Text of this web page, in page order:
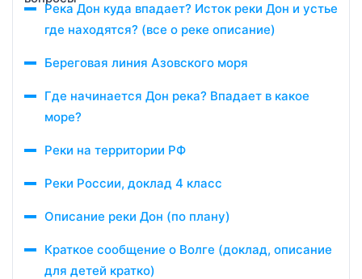
Река Дон куда впадает? Исток реки Дон и устье
где находятся? (все о реке описание)
Береговая линия Азовского моря
Где начинается Дон река? Впадает в какое
море?
Реки на территории РФ
Реки России, доклад 4 класс
Описание реки Дон (по плану)
Краткое сообщение о Волге (доклад, описание
для детей кратко)